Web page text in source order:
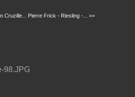
Cruzille... Pierre Frick - Riesling -... >>